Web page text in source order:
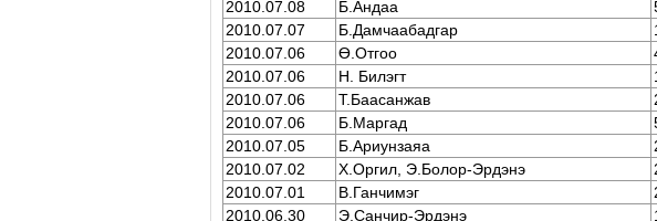
2010.07.08
Б.Андаа
2010.07.07
Б.Дамчаaбадгар
2010.07.06
Ө.Отгоо
2010.07.06
Н. Билэгт
2010.07.06
Т.Баасанжав
2010.07.06
Б.Маргад
2010.07.05
Б.Ариунзаяа
2010.07.02
Х.Оргил, Э.Болор-Эрдэнэ
2010.07.01
В.Ганчимэг
2010.06.30
Э.Санчир-Эрдэнэ